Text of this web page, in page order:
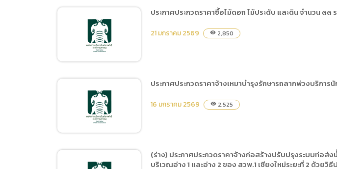
ภูมิภาค ด้วยวิธีประกวด
ราคาอิเล็กทรอนิกส์ (e-
ประกวดราคาจ้างก่อสร้าง
ปรับปรุงระบบท่อส่งน้ำจาก
โรงสูบน้ำชลประทานของ
สำนักวิจัย และพัฒนาการ
เกษตรเขตที่ 1 เชียงใหม่ ถึง
บริเวณอ่าง 1 และอ่าง 2 ของ
สวพ.1 เชียงใหม่ระยะที่ 2
ด้วยวิธีประกวดราคา
อิเล็กทรอนิกส์ (e-bidding)
ประกาศประกวดราคาซื้อไม้
ดอก ไม้ประดับ และดิน
จำนวน ๓๓ รายการ ด้วยวิธี
ประกวดราคาอิเล็กทรอนิกส์
(e-bidding)
ประกาศประกวดราคาซื้อไม้ดอก ไม้ประดับ และดิน จำนวน ๓
21 มกราคม 2569 visibility 2,850
ประกาศประกวดราคาจ้างเหมาบำรุงรักษารถลากพ่วงบริก
16 มกราคม 2569 visibility 2,525
(ร่าง) ประกาศประกวดราคาจ้างก่อสร้างปรับปรุงระบบท่อส่
บริเวณอ่าง 1 และอ่าง 2 ของ สวพ.1 เชียงใหม่ระยะที่ 2 ด้วย